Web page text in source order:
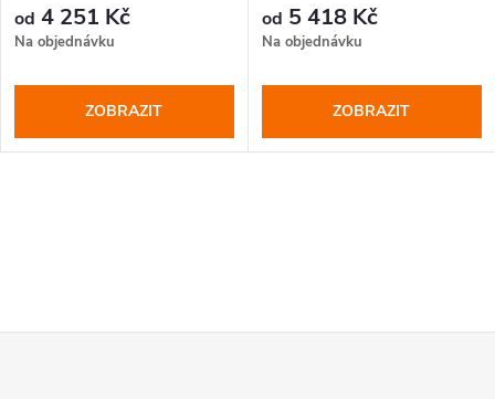
od 4 251 Kč
Na objednávku
ZOBRAZIT
od 5 418 Kč
Na objednávku
ZOBRAZIT